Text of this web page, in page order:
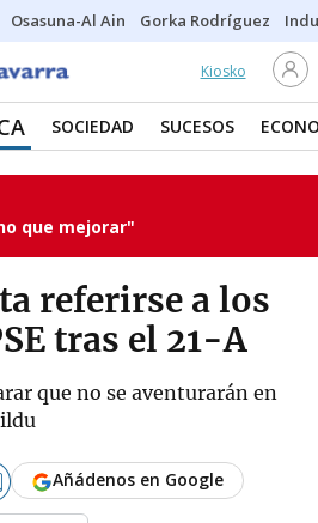
Osasuna-Al Ain Gorka Rodríguez
Kiosko
SOCIEDAD SUCESOS
que mejorar"
referirse a los
tras el 21-A
que no se aventurarán en
Añádenos en Google